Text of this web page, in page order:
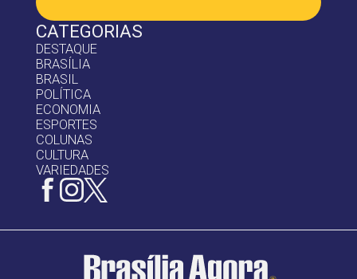
CATEGORIAS
DESTAQUE
BRASÍLIA
BRASIL
POLÍTICA
ECONOMIA
ESPORTES
COLUNAS
CULTURA
VARIEDADES